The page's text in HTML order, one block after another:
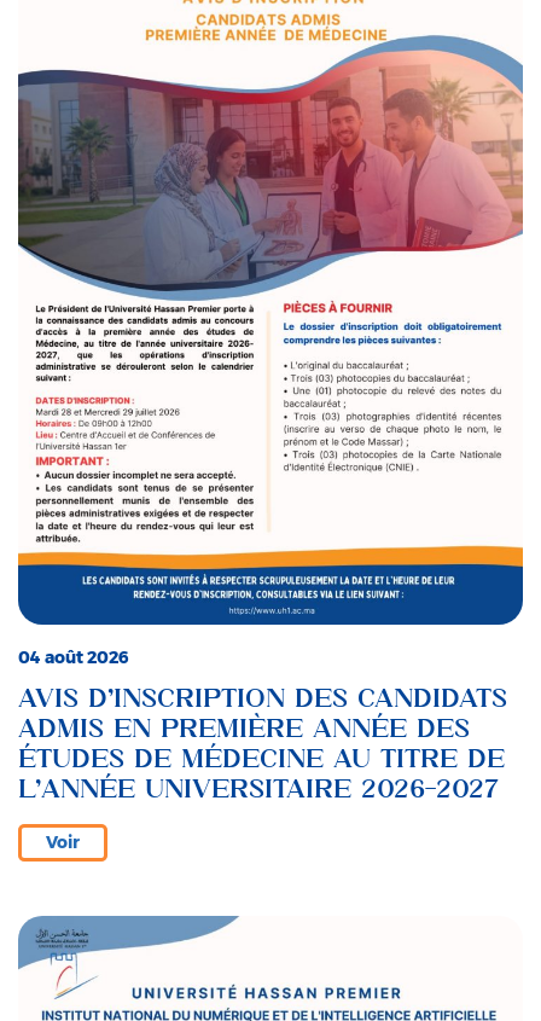
04 août 2026
AVIS D’INSCRIPTION DES CANDIDATS
ADMIS EN PREMIÈRE ANNÉE DES
ÉTUDES DE MÉDECINE AU TITRE DE
L’ANNÉE UNIVERSITAIRE 2026-2027
Voir